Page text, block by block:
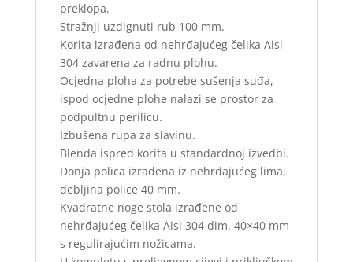
preklopa.
Stražnji uzdignuti rub 100 mm.
Korita izrađena od nehrđajućeg čelika Aisi
304 zavarena za radnu plohu.
Ocjedna ploha za potrebe sušenja suđa,
ispod ocjedne plohe nalazi se prostor za
podpultnu perilicu.
Izbušena rupa za slavinu.
Blenda ispred korita u standardnoj izvedbi.
Donja polica izrađena iz nehrđajućeg lima,
debljina police 40 mm.
Kvadratne noge stola izrađene od
nehrđajućeg čelika Aisi 304 dim. 40×40 mm
s regulirajućim nožicama.